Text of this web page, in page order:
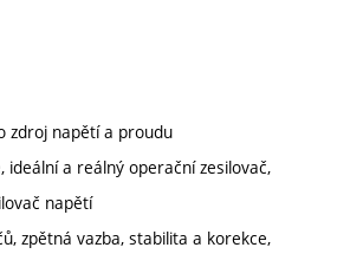
zdroj napětí a proudu
ideální a reálný operační zesilovač,
napětí
zpětná vazba, stabilita a korekce,